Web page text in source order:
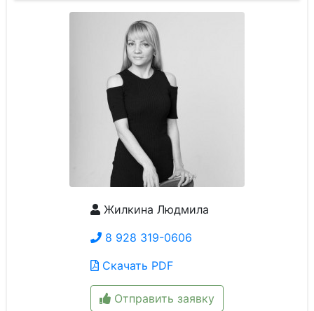
Жилкина Людмила
8 928 319-0606
Скачать PDF
Отправить заявку